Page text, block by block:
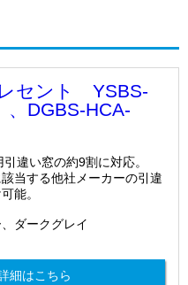
セント YSBS-
、DGBS-HCA-
違い窓の約9割に対応。
当する他社メーカーの引違
能。
ダークグレイ
細はこちら